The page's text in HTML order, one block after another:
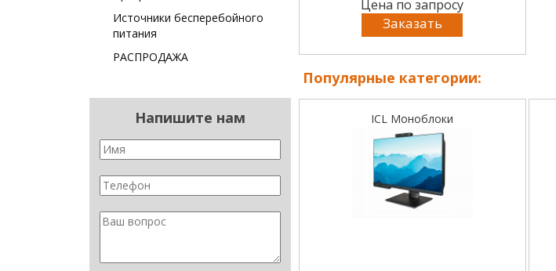
Источники бесперебойного
питания
РАСПРОДАЖА
Напишите нам
Цена по запросу
Заказать
Популярные категории:
ICL Моноблоки